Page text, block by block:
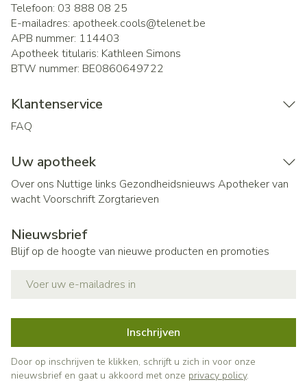
Telefoon: 03 888 08 25
E-mailadres: apotheek.cools@telenet.be
APB nummer: 114403
Apotheek titularis: Kathleen Simons
BTW nummer: BE0860649722
Klantenservice
FAQ
Uw apotheek
Over ons Nuttige links Gezondheidsnieuws Apotheker van
wachtVoorschrift Zorgtarieven
Nieuwsbrief
Blijf op de hoogte van nieuwe producten en promoties
Inschrijven
Door op inschrijven te klikken, schrijft u zich in voor onze
nieuwsbrief en gaat u akkoord met onze privacy policy.